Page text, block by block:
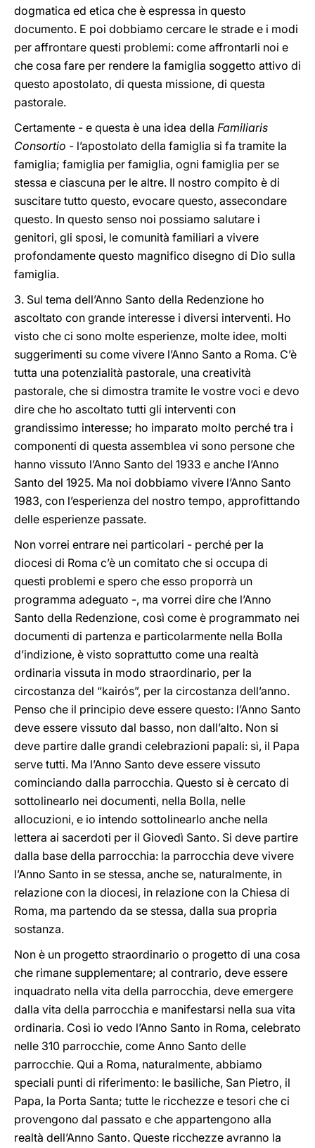
dogmatica ed etica che è espressa in questo
documento. E poi dobbiamo cercare le strade e i modi
per affrontare questi problemi: come affrontarli noi e
che cosa fare per rendere la famiglia soggetto attivo di
questo apostolato, di questa missione, di questa
pastorale.
Certamente - e questa è una idea della Familiaris
Consortio - l’apostolato della famiglia si fa tramite la
famiglia; famiglia per famiglia, ogni famiglia per se
stessa e ciascuna per le altre. Il nostro compito è di
suscitare tutto questo, evocare questo, assecondare
questo. In questo senso noi possiamo salutare i
genitori, gli sposi, le comunità familiari a vivere
profondamente questo magnifico disegno di Dio sulla
famiglia.
3. Sul tema dell’Anno Santo della Redenzione ho
ascoltato con grande interesse i diversi interventi. Ho
visto che ci sono molte esperienze, molte idee, molti
suggerimenti su come vivere l’Anno Santo a Roma. C’è
tutta una potenzialità pastorale, una creatività
pastorale, che si dimostra tramite le vostre voci e devo
dire che ho ascoltato tutti gli interventi con
grandissimo interesse; ho imparato molto perché tra i
componenti di questa assemblea vi sono persone che
hanno vissuto l’Anno Santo del 1933 e anche l’Anno
Santo del 1925. Ma noi dobbiamo vivere l’Anno Santo
1983, con l’esperienza del nostro tempo, approfittando
delle esperienze passate.
Non vorrei entrare nei particolari - perché per la
diocesi di Roma c’è un comitato che si occupa di
questi problemi e spero che esso proporrà un
programma adeguato -, ma vorrei dire che l’Anno
Santo della Redenzione, così come è programmato nei
documenti di partenza e particolarmente nella Bolla
d’indizione, è visto soprattutto come una realtà
ordinaria vissuta in modo straordinario, per la
circostanza del “kairós”, per la circostanza dell’anno.
Penso che il principio deve essere questo: l’Anno Santo
deve essere vissuto dal basso, non dall’alto. Non si
deve partire dalle grandi celebrazioni papali: sì, il Papa
serve tutti. Ma l’Anno Santo deve essere vissuto
cominciando dalla parrocchia. Questo si è cercato di
sottolinearlo nei documenti, nella Bolla, nelle
allocuzioni, e io intendo sottolinearlo anche nella
lettera ai sacerdoti per il Giovedì Santo. Si deve partire
dalla base della parrocchia: la parrocchia deve vivere
l’Anno Santo in se stessa, anche se, naturalmente, in
relazione con la diocesi, in relazione con la Chiesa di
Roma, ma partendo da se stessa, dalla sua propria
sostanza.
Non è un progetto straordinario o progetto di una cosa
che rimane supplementare; al contrario, deve essere
inquadrato nella vita della parrocchia, deve emergere
dalla vita della parrocchia e manifestarsi nella sua vita
ordinaria. Così io vedo l’Anno Santo in Roma, celebrato
nelle 310 parrocchie, come Anno Santo delle
parrocchie. Qui a Roma, naturalmente, abbiamo
speciali punti di riferimento: le basiliche, San Pietro, il
Papa, la Porta Santa; tutte le ricchezze e tesori che ci
provengono dal passato e che appartengono alla
realtà dell’Anno Santo. Queste ricchezze avranno la